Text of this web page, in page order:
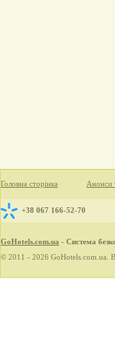
Головна сторінка Анонси
+38 067 166-52-70
GoHotels.com.ua - Система
© 2011 - 2026 GoHotels.com.ua.